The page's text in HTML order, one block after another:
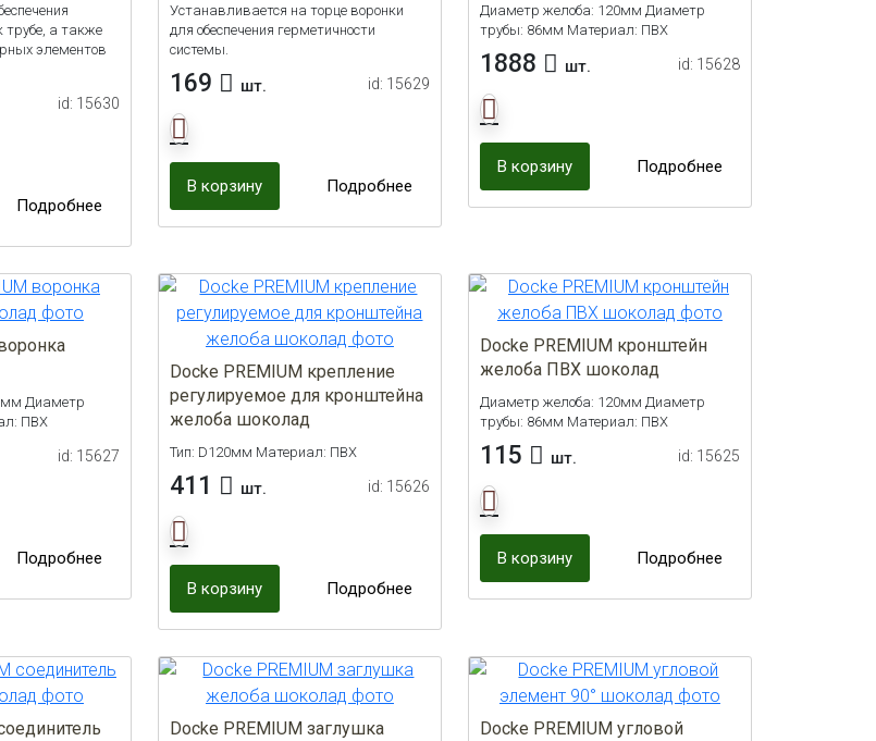
трубе, а также
элементов
id: 15630
Подробнее
Устанавливается на торце воронки
для обеспечения герметичности
системы.
169 шт. id: 15629
В корзину Подробнее
Диаметр желоба: 120мм Диаметр
трубы: 86мм Материал: ПВХ
1888 шт. id: 15628
В корзину Подробнее
Диаметр
ПВХ
id: 15627
Подробнее
Docke PREMIUM крепление
регулируемое для кронштейна
желоба шоколад
Тип: D120мм Материал: ПВХ
411 шт. id: 15626
В корзину Подробнее
Docke PREMIUM кронштейн
желоба ПВХ шоколад
Диаметр желоба: 120мм Диаметр
трубы: 86мм Материал: ПВХ
115 шт. id: 15625
В корзину Подробнее
Docke PREMIUM заглушка
Docke PREMIUM угловой